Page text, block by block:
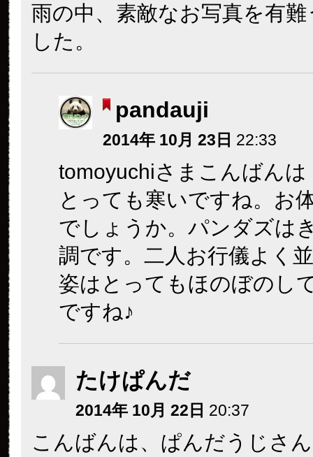
雨の中、素敵なお写真を有
した。
pandauji
2014年 10月 23日 22:33
tomoyuchiさまこんばんは
とっても寒いですね。お
でしょうか。パンダズは
調です。二人お行儀よく
姿はとってもほのぼのし
ですね♪
たけぱんだ
2014年 10月 22日 20:37
こんばんは、ぱんだうじさ